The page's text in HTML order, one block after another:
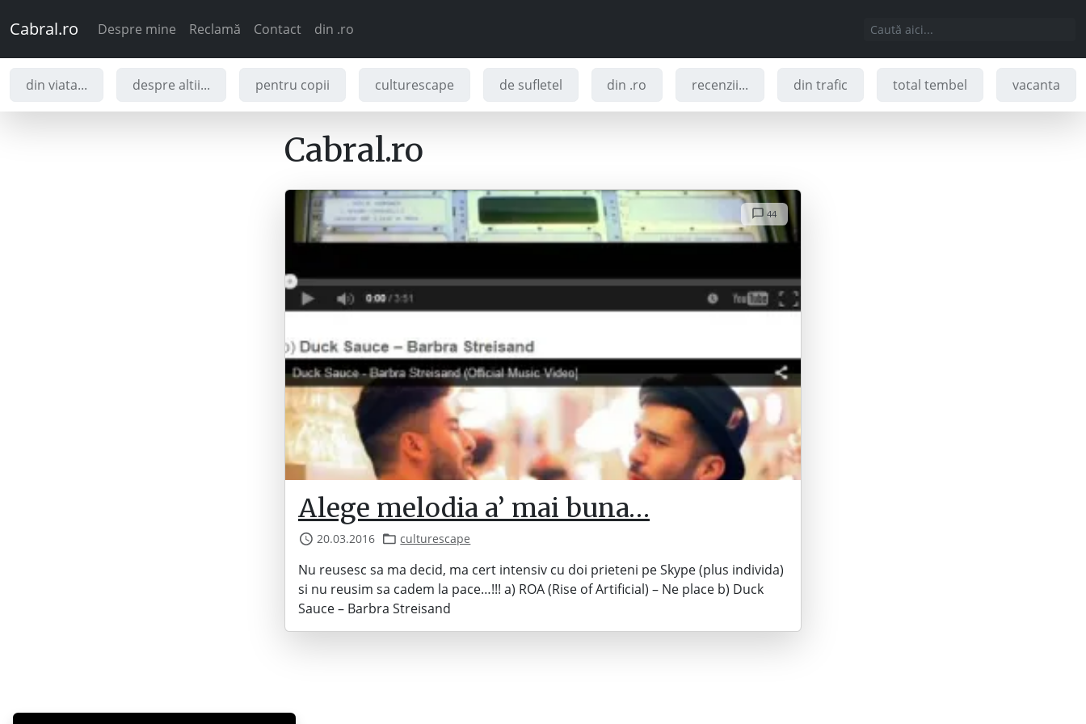
Cabral.ro Despre mine Reclamă Contact din .ro
din viata... despre altii... pentru copii culturescape de sufletel din .ro recenzii... din trafic total tembel vacanta
Cabral.ro
44
Alege melodia a’ mai buna…
20.03.2016 culturescape
Nu reusesc sa ma decid, ma cert intensiv cu doi prieteni pe Skype (plus individa)
si nu reusim sa cadem la pace…!!! a) ROA (Rise of Artificial) – Ne place b) Duck
Sauce – Barbra Streisand